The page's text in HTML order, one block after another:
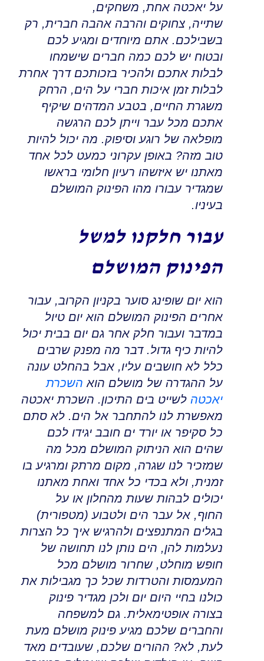
על יאכטה אחת, משחקים,
שתייה, צחוקים והרבה אהבה חברית, רק
בשבילכם. אתם מיוחדים ומגיע לכם
ובטוח יש לכם כמה חברים שישמחו
לבלות אתכם ולהכיר בזכותכם דרך אחרת
לבלות זמן איכות חברי על הים, הרחק
משגרת החיים, בטבע המדהים שיקיף
אתכם מכל עבר וייתן לכם הרגשה
מופלאה של רוגע וסיפוק. מה יכול להיות
טוב מזה? באופן עקרוני כמעט לכל אחד
מאתנו יש איזשהו רעיון חלומי בראשו
שמגדיר עבורו מהו הפינוק המושלם
בעיניו.
עבור חלקנו למשל
הפינוק המושלם
הוא יום שופינג סוער בקניון הקרוב, עבור
אחרים הפינוק המושלם הוא יום טיול
במדבר ועבור חלק אחר גם יום בבית יכול
להיות כיף גדול. דבר מה מפנק שרבים
כלל לא חושבים עליו, אבל בהחלט עונה
על ההגדרה של מושלם הוא השכרת
יאכטה לשייט בים התיכון. השכרת יאכטה
מאפשרת לנו להתחבר אל הים. לא סתם
כל סקיפר או יורד ים חובב יגידו לכם
שהים הוא הניתוק המושלם מכל מה
שמזכיר לנו שגרה, מקום מרתק ומרגיע בו
זמנית, ולא בכדי כל אחד ואחת מאתנו
יכולים לבהות שעות מהחלון או על
החוף, אל עבר הים ולטבוע (מטפורית)
בגלים המתנפצים ולהרגיש איך כל הצרות
נעלמות להן, הים נותן לנו תחושה של
חופש מוחלט, שחרור מושלם מכל
המעמסות והטרדות שכל כך מגבילות את
כולנו בחיי היום יום ולכן מגדיר פינוק
בצורה אופטימאלית. גם למשפחה
והחברים שלכם מגיע פינוק מושלם מעת
לעת, לא? ההורים שלכם, שעובדים מאד